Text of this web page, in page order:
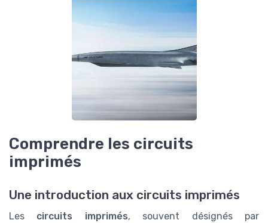
Comprendre les circuits
imprimés
Une introduction aux circuits imprimés
Les circuits imprimés, souvent désignés par